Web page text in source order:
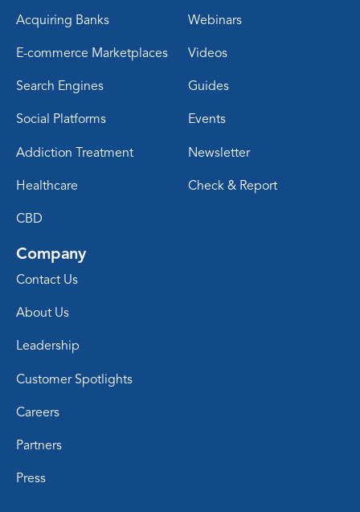
Acquiring Banks
E-commerce Marketplaces
Search Engines
Social Platforms
Addiction Treatment
Healthcare
CBD
Webinars
Videos
Guides
Events
Newsletter
Check & Report
Company
Contact Us
About Us
Leadership
Customer Spotlights
Careers
Partners
Press